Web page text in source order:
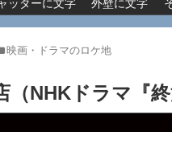
ッターに文字 外壁に文字
映画・ドラマのロケ地
（NHKドラマ『